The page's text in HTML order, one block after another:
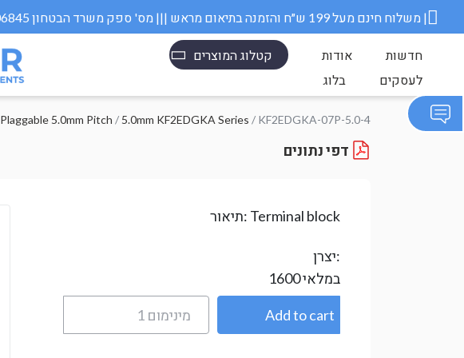
משלוח חינם מעל 199 ש״ח והזמנה בתיאום מראש ||| מס' ספק משרד הבטחון 11006845 |
קטלוג המוצרים אודות
חדשות
בלוג
לעסקים
Plaggable 5.0mm Pitch / 5.0mm KF2EDGKA Series / KF2EDGKA-07P-5.0-4
תיאור: Terminal block
יצרן:
1600במלאי